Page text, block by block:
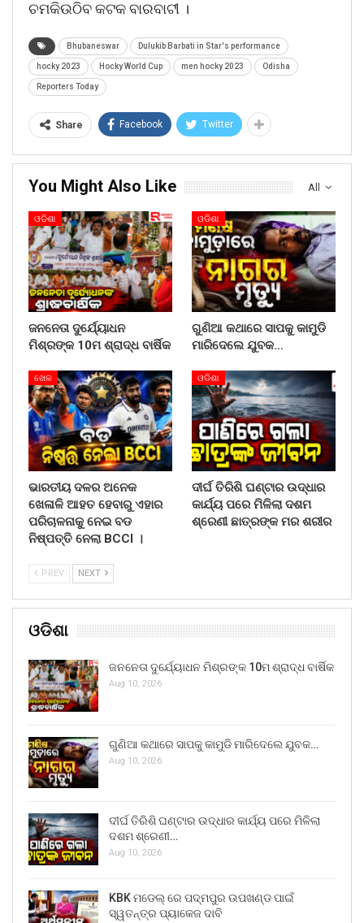
ଚମକିଉଠିବ କଟକ ବାରବାଟୀ ।
Bhubaneswar Dulukib Barbati in Star's performance
hocky 2023 Hocky World Cup men hocky 2023 Odisha
Reporters Today
Share Facebook Twitter
All
You Might Also Like
ଓଡିଶା
ଜନନେତା ଦୁର୍ଯ୍ୟୋଧନ
ମିଶ୍ରଙ୍କ 10ମ ଶ୍ରାଦ୍ଧ ବାର୍ଷିକ
ଓଡିଶା
ଗୁଣିଆ କଥାରେ ସାପକୁ କାମୁଡି
ମାରିଦେଲେ ଯୁବକ…
ଖେଳ
ଭାରତୀୟ ଦଳର ଅନେକ
ଖେଳାଳି ଆହତ ହେବାରୁ ଏହାର
ପରିଚାଳନାକୁ ନେଇ ବଡ
ନିଷ୍ପତ୍ତି ନେଲା BCCI ।
ଓଡିଶା
ଦୀର୍ଘ ତିରିଶି ଘଣ୍ଟାର ଉଦ୍ଧାର
କାର୍ଯ୍ୟ ପରେ ମିଳିଲା ଦଶମ
ଶ୍ରେଣୀ ଛାତ୍ରଙ୍କ ମର ଶରୀର
PREV NEXT
ଓଡିଶା
ଜନନେତା ଦୁର୍ଯ୍ୟୋଧନ ମିଶ୍ରଙ୍କ 10ମ ଶ୍ରାଦ୍ଧ ବାର୍ଷିକ
Aug 10, 2026
ଗୁଣିଆ କଥାରେ ସାପକୁ କାମୁଡି ମାରିଦେଲେ ଯୁବକ…
Aug 10, 2026
ଦୀର୍ଘ ତିରିଶି ଘଣ୍ଟାର ଉଦ୍ଧାର କାର୍ଯ୍ୟ ପରେ ମିଳିଲା
ଦଶମ ଶ୍ରେଣୀ…
Aug 10, 2026
KBK ମଡେଲ୍ ରେ ପଦ୍ମପୁର ଉପଖଣ୍ଡ ପାଇଁ
ସ୍ୱତନ୍ତ୍ର ପ୍ୟାକେଜ ଦାବି